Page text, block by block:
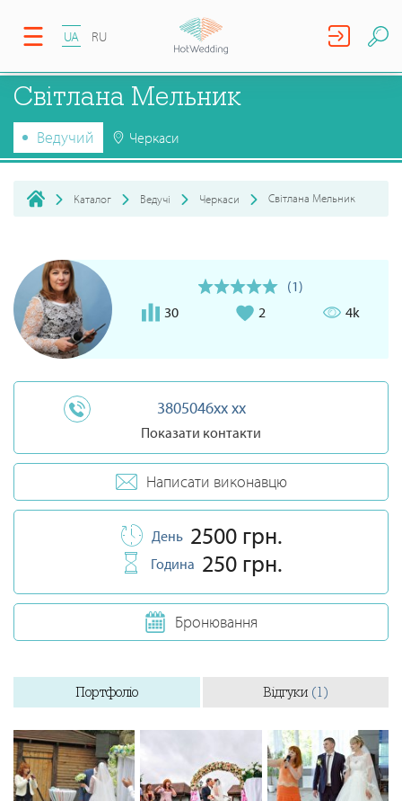
UA RU
Світлана Мельник
Ведучий Черкаси
Каталог Ведучі Черкаси Світлана Мельник
(1)
30
2 4k
3805046xx xx
Показати контакти
Написати виконавцю
День 2500 грн.
Година 250 грн.
Бронювання
Портфоліо Відгуки (1)